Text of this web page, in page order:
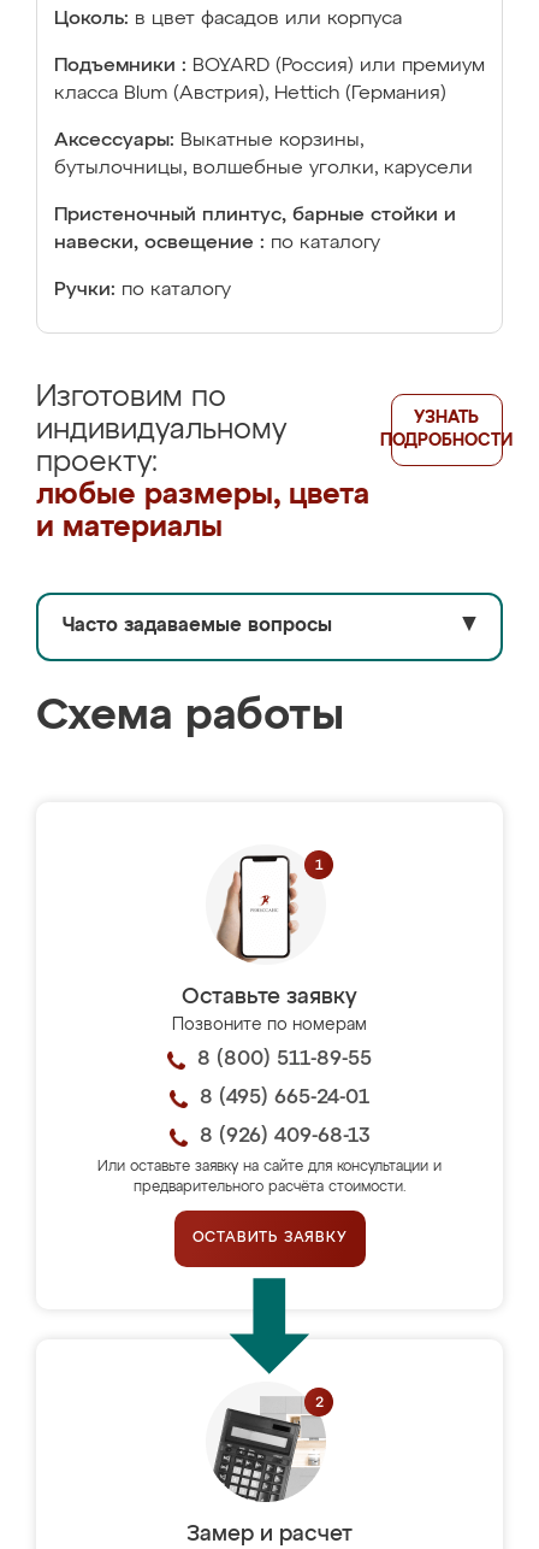
Цоколь: в цвет фасадов или корпуса
Подъемники : BOYARD (Россия) или премиум
класса Blum (Австрия), Hettich (Германия)
Аксессуары: Выкатные корзины,
бутылочницы, волшебные уголки, карусели
Пристеночный плинтус, барные стойки и
навески, освещение : по каталогу
Ручки: по каталогу
Изготовим по
индивидуальному
проекту:
любые размеры, цвета
и материалы
УЗНАТЬ
ПОДРОБНОСТИ
Часто задаваемые вопросы ▼
Схема работы
Оставьте заявку
Позвоните по номерам
8 (800) 511-89-55
8 (495) 665-24-01
8 (926) 409-68-13
Или оставьте заявку на сайте для консультации и
предварительного расчёта стоимости.
ОСТАВИТЬ ЗАЯВКУ
Замер и расчет